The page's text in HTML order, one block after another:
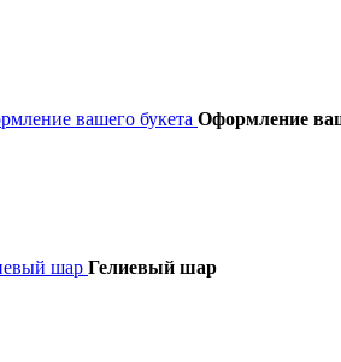
Оформление
Гелиевый шар